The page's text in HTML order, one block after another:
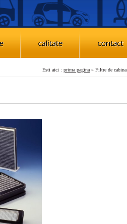
Esti aici : prima pagina» Filtre de cabina